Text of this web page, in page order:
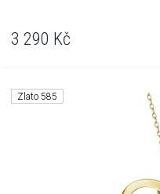
3 290 Kč
Zlato 585